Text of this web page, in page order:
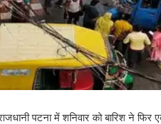
पटना में शनिवार को बारिश ने